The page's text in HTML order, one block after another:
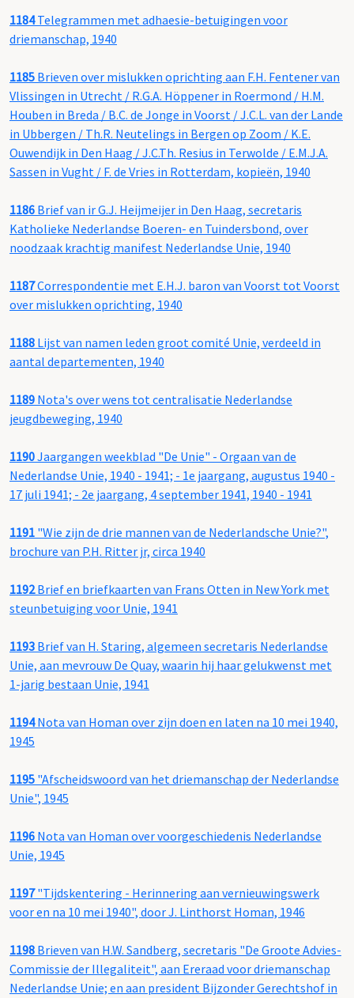
1184Telegrammen met adhaesie-betuigingen voor
driemanschap, 1940
1185 Brieven over mislukken oprichting aan F.H. Fentener van
Vlissingen in Utrecht / R.G.A. Höppener in Roermond / H.M.
Houben in Breda / B.C. de Jonge in Voorst / J.C.L. van der Lande
in Ubbergen / Th.R. Neutelings in Bergen op Zoom / K.E.
Ouwendijk in Den Haag / J.C.Th. Resius in Terwolde / E.M.J.A.
Sassen in Vught / F. de Vries in Rotterdam, kopieën, 1940
1186 Brief van ir G.J. Heijmeijer in Den Haag, secretaris
Katholieke Nederlandse Boeren- en Tuindersbond, over
noodzaak krachtig manifest Nederlandse Unie, 1940
1187Correspondentie met E.H.J. baron van Voorst tot Voorst
over mislukken oprichting, 1940
1188 Lijst van namen leden groot comité Unie, verdeeld in
aantal departementen, 1940
1189 Nota's over wens tot centralisatie Nederlandse
jeugdbeweging, 1940
1190Jaargangen weekblad "De Unie" - Orgaan van de
Nederlandse Unie, 1940 - 1941; - 1e jaargang, augustus 1940 -
17 juli 1941; - 2e jaargang, 4 september 1941, 1940 - 1941
1191 "Wie zijn de drie mannen van de Nederlandsche Unie?",
brochure van P.H. Ritter jr, circa 1940
1192Brief en briefkaarten van Frans Otten in New York met
steunbetuiging voor Unie, 1941
1193 Brief van H. Staring, algemeen secretaris Nederlandse
Unie, aan mevrouw De Quay, waarin hij haar gelukwenst met
1-jarig bestaan Unie, 1941
1194Nota van Homan over zijn doen en laten na 10 mei 1940,
1945
1195 "Afscheidswoord van het driemanschap der Nederlandse
Unie", 1945
1196 Nota van Homan over voorgeschiedenis Nederlandse
Unie, 1945
1197"Tijdskentering - Herinnering aan vernieuwingswerk
voor en na 10 mei 1940", door J. Linthorst Homan, 1946
1198 Brieven van H.W. Sandberg, secretaris "De Groote Advies-
Commissie der Illegaliteit", aan Ereraad voor driemanschap
Nederlandse Unie; en aan president Bijzonder Gerechtshof in